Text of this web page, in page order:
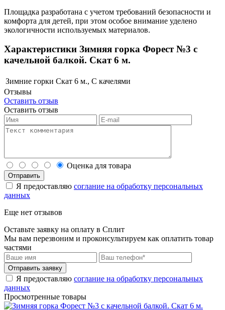
Площадка разработана с учетом требований безопасности и
комфорта для детей, при этом особое внимание уделено
экологичности используемых материалов.
Характеристики Зимняя горка Форест №3 с
качельной балкой. Скат 6 м.
Зимние горки Скат 6 м., С качелями
Отзывы
Оставить отзыв
Оставить отзыв
Оценка для товара
Я предоставляю соглание на обработку персональных
данных
Еще нет отзывов
Оставьте заявку на оплату в Сплит
Мы вам перезвоним и проконсультируем как оплатить товар
частями
Я предоставляю соглание на обработку персональных
данных
Просмотренные товары